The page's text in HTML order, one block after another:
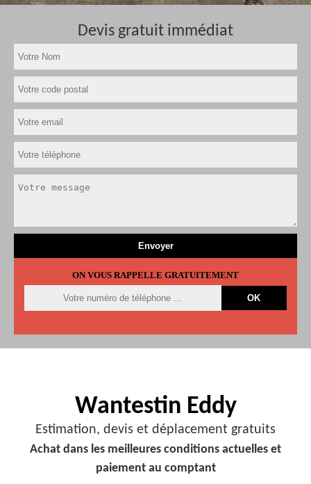
Devis gratuit immédiat
ON VOUS RAPPELLE GRATUITEMENT
Wantestin Eddy
Estimation, devis et déplacement gratuits
Achat dans les meilleures conditions actuelles et
paiement au comptant